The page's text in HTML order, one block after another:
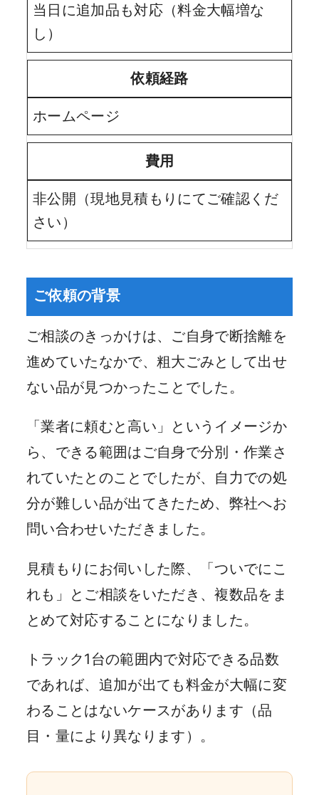
当日に追加品も対応（料金大幅増な
し）
依頼経路
ホームページ
費用
非公開（現地見積もりにてご確認くだ
さい）
ご依頼の背景
ご相談のきっかけは、ご自身で断捨離を
進めていたなかで、粗大ごみとして出せ
ない品が見つかったことでした。
「業者に頼むと高い」というイメージか
ら、できる範囲はご自身で分別・作業さ
れていたとのことでしたが、自力での処
分が難しい品が出てきたため、弊社へお
問い合わせいただきました。
見積もりにお伺いした際、「ついでにこ
れも」とご相談をいただき、複数品をま
とめて対応することになりました。
トラック1台の範囲内で対応できる品数
であれば、追加が出ても料金が大幅に変
わることはないケースがあります（品
目・量により異なります）。